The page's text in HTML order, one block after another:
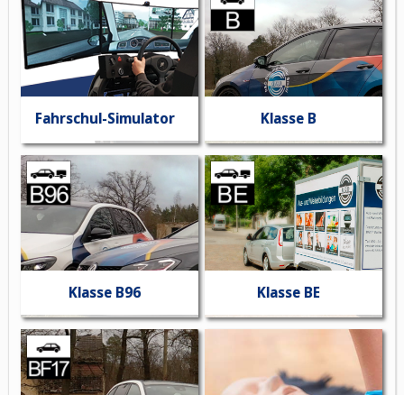
Fahrschul-Simulator Klasse B
Klasse B96 Klasse BE